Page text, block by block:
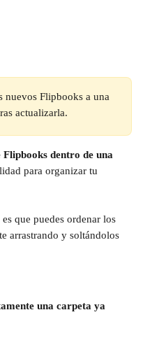
nuevos Flipbooks a una
actualizarla.
dentro de una
para organizar tu
que puedes ordenar los
arrastrando y soltándolos
una carpeta ya